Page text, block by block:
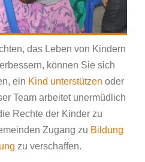
das Leben von Kindern
können Sie sich
ein Kind unterstützen oder
Team arbeitet unermüdlich
Rechte der Kinder zu
Zugang zu Bildung
zu verschaffen.